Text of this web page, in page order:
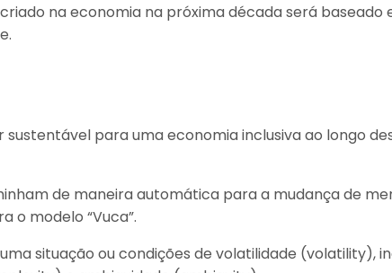
na economia na próxima década será baseado
para uma economia inclusiva ao longo
de maneira automática para a mudança de
o modelo “Vuca”.
situação ou condições de volatilidade (volatility),